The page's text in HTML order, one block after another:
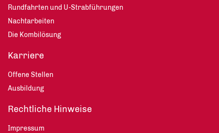
Rundfahrten und U-Strabführungen
Nachtarbeiten
Die Kombilösung
Karriere
Offene Stellen
Ausbildung
Rechtliche Hinweise
Impressum